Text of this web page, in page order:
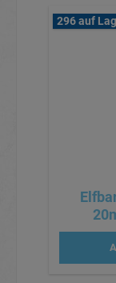
296 auf